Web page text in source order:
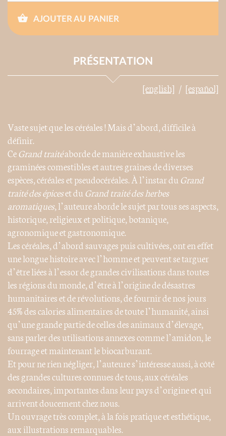
AJOUTER AU PANIER
PRÉSENTATION
[english] [español]
Vaste sujet que les céréales ! Mais d’abord, difficile à
définir.
CeGrand traitéaborde de manière exhaustive les
graminées comestibles et autres graines de diverses
espèces, céréales et pseudocéréales. À l’instar du Grand
traité des épiceset du Grand traité des herbes
aromatiques, l’auteure aborde le sujet par tous ses aspects,
historique, religieux et politique, botanique,
agronomique et gastronomique.
Les céréales, d’abord sauvages puis cultivées, ont en effet
une longue histoire avec l’homme et peuvent se targuer
d’être liées à l’essor de grandes civilisations dans toutes
les régions du monde, d’être à l’origine de désastres
humanitaires et de révolutions, de fournir de nos jours
45% des calories alimentaires de toute l’humanité, ainsi
qu’une grande partie de celles des animaux d’élevage,
sans parler des utilisations annexes comme l’amidon, le
fourrage et maintenant le biocarburant.
Et pour ne rien négliger, l’auteure s’intéresse aussi, à côté
des grandes cultures connues de tous, aux céréales
secondaires, importantes dans leur pays d’origine et qui
arrivent doucement chez nous.
Un ouvrage très complet, à la fois pratique et esthétique,
aux illustrations remarquables.